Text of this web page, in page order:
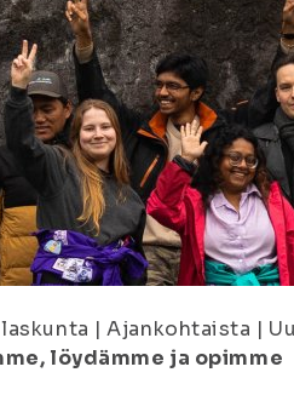
| Ajankohtaista |
löydämme ja opimme